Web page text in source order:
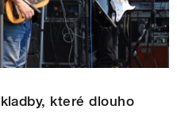
které dlouho